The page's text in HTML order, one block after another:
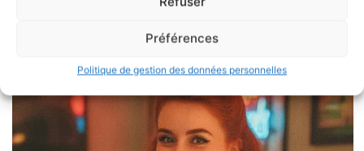
Préférences
Politique de gestion des données personnelles
AJOUTER AU PANIER